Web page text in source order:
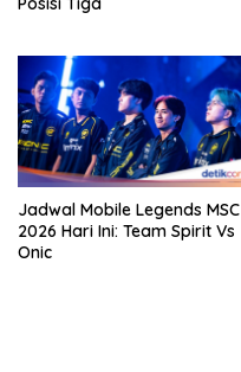
Jadwal Mobile Legends MSC
2026 Hari Ini: Team Spirit Vs
Onic